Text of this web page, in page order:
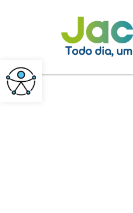
Pular para o conteúdo